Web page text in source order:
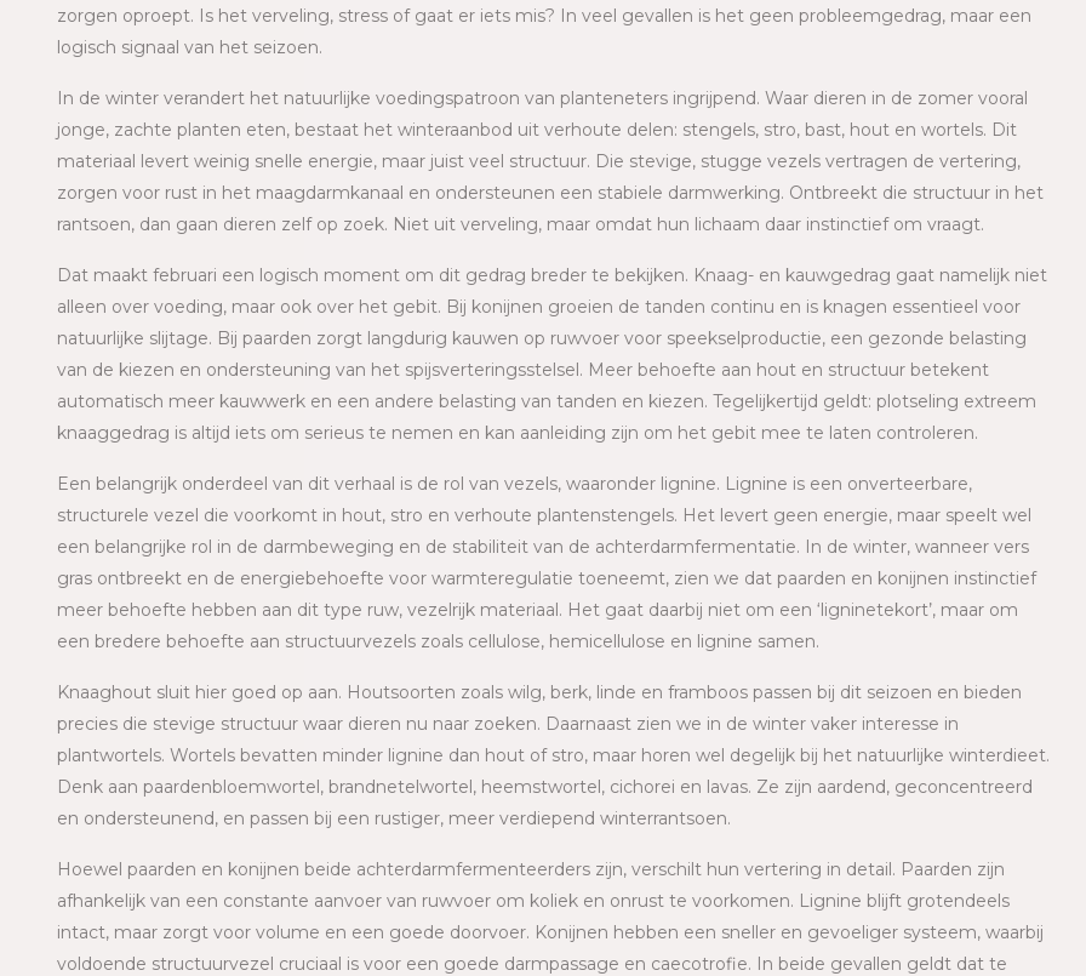
zorgen oproept. Is het verveling, stress of gaat er iets mis? In veel gevallen is het geen probleemgedrag, maar een
logisch signaal van het seizoen.
In de winter verandert het natuurlijke voedingspatroon van planteneters ingrijpend. Waar dieren in de zomer vooral
jonge, zachte planten eten, bestaat het winteraanbod uit verhoute delen: stengels, stro, bast, hout en wortels. Dit
materiaal levert weinig snelle energie, maar juist veel structuur. Die stevige, stugge vezels vertragen de vertering,
zorgen voor rust in het maagdarmkanaal en ondersteunen een stabiele darmwerking. Ontbreekt die structuur in het
rantsoen, dan gaan dieren zelf op zoek. Niet uit verveling, maar omdat hun lichaam daar instinctief om vraagt.
Dat maakt februari een logisch moment om dit gedrag breder te bekijken. Knaag- en kauwgedrag gaat namelijk niet
alleen over voeding, maar ook over het gebit. Bij konijnen groeien de tanden continu en is knagen essentieel voor
natuurlijke slijtage. Bij paarden zorgt langdurig kauwen op ruwvoer voor speekselproductie, een gezonde belasting
van de kiezen en ondersteuning van het spijsverteringsstelsel. Meer behoefte aan hout en structuur betekent
automatisch meer kauwwerk en een andere belasting van tanden en kiezen. Tegelijkertijd geldt: plotseling extreem
knaaggedrag is altijd iets om serieus te nemen en kan aanleiding zijn om het gebit mee te laten controleren.
Een belangrijk onderdeel van dit verhaal is de rol van vezels, waaronder lignine. Lignine is een onverteerbare,
structurele vezel die voorkomt in hout, stro en verhoute plantenstengels. Het levert geen energie, maar speelt wel
een belangrijke rol in de darmbeweging en de stabiliteit van de achterdarmfermentatie. In de winter, wanneer vers
gras ontbreekt en de energiebehoefte voor warmteregulatie toeneemt, zien we dat paarden en konijnen instinctief
meer behoefte hebben aan dit type ruw, vezelrijk materiaal. Het gaat daarbij niet om een ‘ligninetekort’, maar om
een bredere behoefte aan structuurvezels zoals cellulose, hemicellulose en lignine samen.
Knaaghout sluit hier goed op aan. Houtsoorten zoals wilg, berk, linde en framboos passen bij dit seizoen en bieden
precies die stevige structuur waar dieren nu naar zoeken. Daarnaast zien we in de winter vaker interesse in
plantwortels. Wortels bevatten minder lignine dan hout of stro, maar horen wel degelijk bij het natuurlijke winterdieet.
Denk aan paardenbloemwortel, brandnetelwortel, heemstwortel, cichorei en lavas. Ze zijn aardend, geconcentreerd
en ondersteunend, en passen bij een rustiger, meer verdiepend winterrantsoen.
Hoewel paarden en konijnen beide achterdarmfermenteerders zijn, verschilt hun vertering in detail. Paarden zijn
afhankelijk van een constante aanvoer van ruwvoer om koliek en onrust te voorkomen. Lignine blijft grotendeels
intact, maar zorgt voor volume en een goede doorvoer. Konijnen hebben een sneller en gevoeliger systeem, waarbij
voldoende structuurvezel cruciaal is voor een goede darmpassage en caecotrofie. In beide gevallen geldt dat te
Lees meer